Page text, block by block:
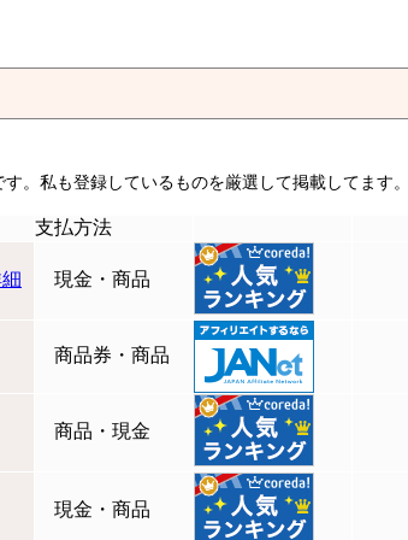
す。私も登録しているものを厳選して掲載してます。
支払方法
現金・商品
商品券・商品
商品・現金
現金・商品